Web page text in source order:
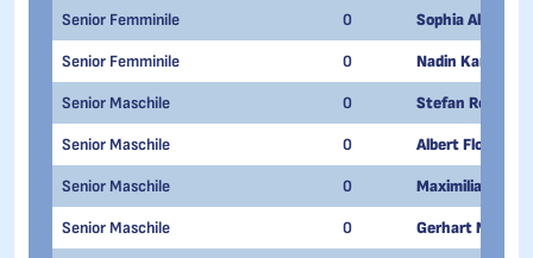
Senior Femminile 0 Sophia
Senior Femminile 0 Nadin
Senior Maschile 0 Stefan Roalter
Senior Maschile 0 Albert Florian
Senior Maschile 0 Maximilian
Senior Maschile 0 Gerhart